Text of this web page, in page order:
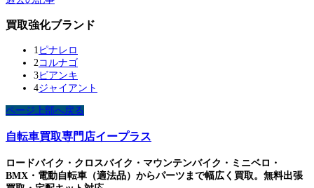
買取強化ブランド
1 ピナレロ
2コルナゴ
3ビアンキ
4ジャイアント
ページ上部へ戻る
自転車買取専門店イープラス
ロードバイク・クロスバイク・マウンテンバイク・ミニベロ・
BMX・電動自転車（適法品）からパーツまで幅広く買取。無料出張